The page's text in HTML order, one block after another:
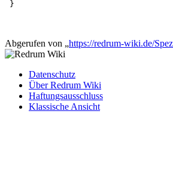
Abgerufen von „https://redrum-wiki.de/
Datenschutz
Über Redrum Wiki
Haftungsausschluss
Klassische Ansicht